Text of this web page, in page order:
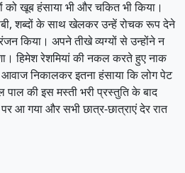
खूब हंसाया भी और चकित भी किया।
शब्दों के साथ खेलकर उन्हें रोचक रूप देने
किया। अपने तीखे व्यग्यों से उन्होंने न
हिमेश रेशमियां की नकल करते हुए नाक
निकालकर इतना हंसाया कि लोग पेट
की इस मस्ती भरी प्रस्तुति के बाद
पर आ गया और सभी छात्र-छात्राएं देर रात